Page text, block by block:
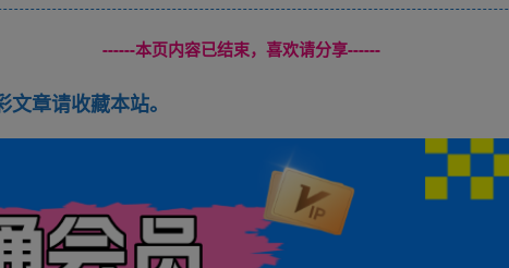
------本页内容已结束，喜欢请分享------
章请收藏本站。